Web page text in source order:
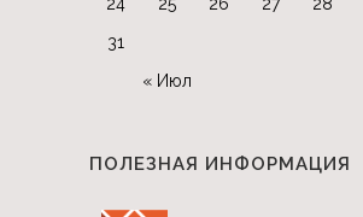
« Июл
31
ПОЛЕЗНАЯ ИНФОРМАЦИЯ